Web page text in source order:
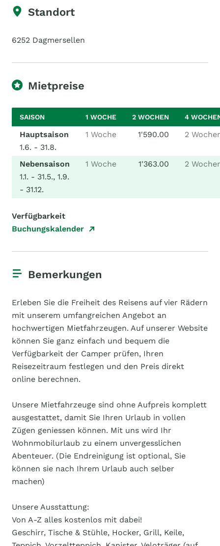
Standort
6252 Dagmersellen
Mietpreise
SAISON 1 WOCHE 2 WOCHEN 4
Hauptsaison
1.6. - 31.8.
1 Woche 1'590.00 2
Nebensaison
1.1. - 31.5., 1.9.
- 31.12.
1 Woche 1'363.00 2
Verfügbarkeit
Buchungskalender
Bemerkungen
Erleben Sie die Freiheit des Reisens auf vier Rädern
mit unserem umfangreichen Angebot an
hochwertigen Mietfahrzeugen. Auf unserer Website
können Sie ganz einfach und bequem die
Verfügbarkeit der Camper prüfen, Ihren
Reisezeitraum festlegen und den Preis direkt
online berechnen.
Unsere Mietfahrzeuge sind ohne Aufpreis komplett
ausgestattet, damit Sie Ihren Urlaub in vollen
Zügen geniessen können. Mit uns wird Ihr
Wohnmobilurlaub zu einem unvergesslichen
Abenteuer. (Die Endreinigung ist optional, Sie
können sie nach Ihrem Urlaub auch selber
machen)
Unsere Ausstattung:
Von A-Z alles kostenlos mit dabei!
Geschirr, Tische & Stühle, Hocker, Grill, Keile,